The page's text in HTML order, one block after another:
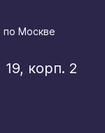
по Москве
корп. 2